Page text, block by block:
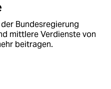
Bundesregierung
mittlere Verdienste von
beitragen.